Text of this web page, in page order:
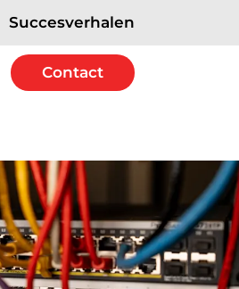
Succesverhalen
Contact